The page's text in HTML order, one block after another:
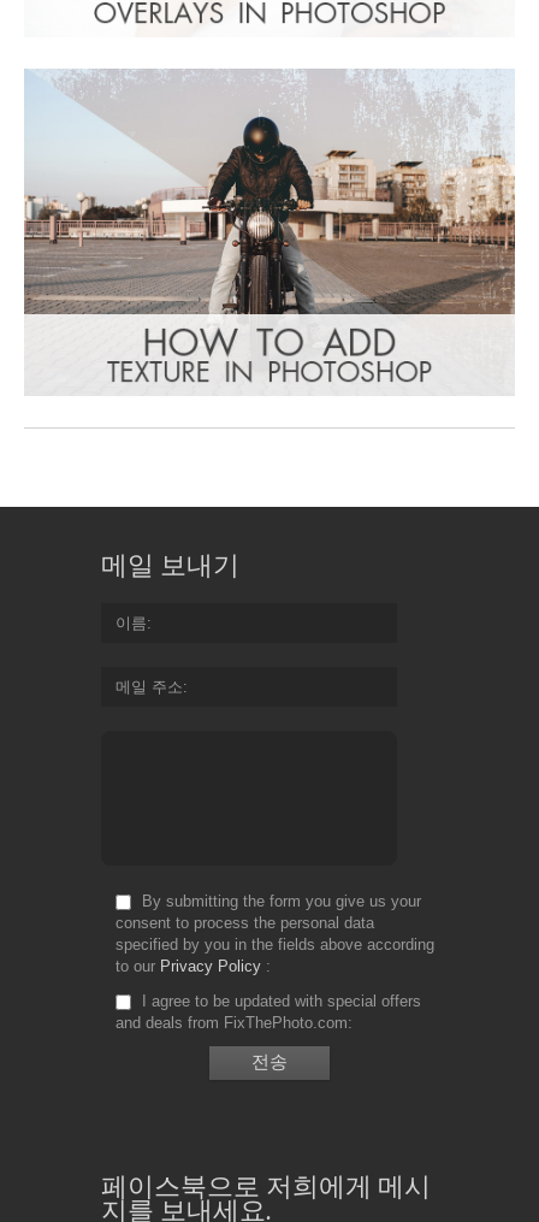
메일 보내기
이름
메일 주소
By submitting the form you give us your
consent to process the personal data
specified by you in the fields above according
to our Privacy Policy
I agree to be updated with special offers
and deals from FixThePhoto.com
페이스북으로 저희에게 메시
지를 보내세요.